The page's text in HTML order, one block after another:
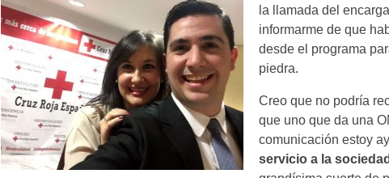
la llamada del
informarme de que
desde el programa
piedra.
Creo que no podría
que uno que da una
comunicación estoy
servicio a la